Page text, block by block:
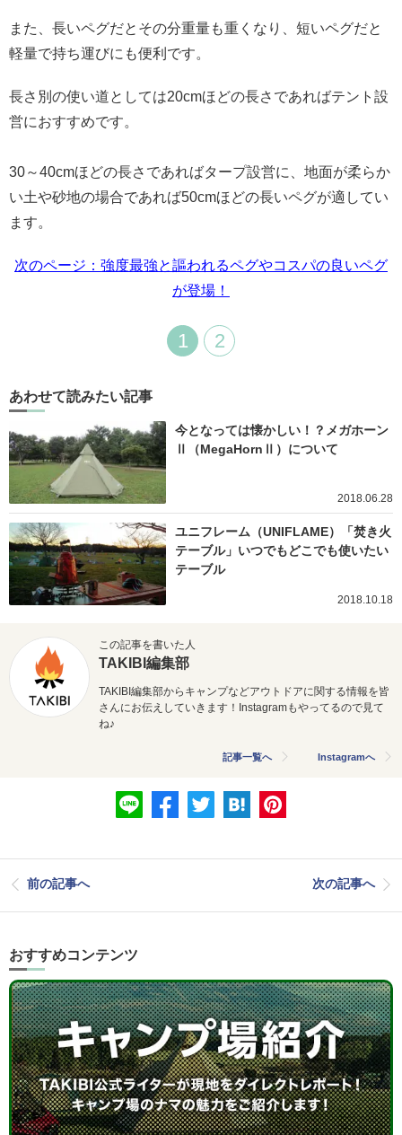
また、長いペグだとその分重量も重くなり、短いペグだと
軽量で持ち運びにも便利です。
長さ別の使い道としては20cmほどの長さであればテント設
営におすすめです。
30～40cmほどの長さであればタープ設営に、地面が柔らか
い土や砂地の場合であれば50cmほどの長いペグが適してい
ます。
次のページ：強度最強と謳われるペグやコスパの良いペグ
が登場！
1 2
あわせて読みたい記事
今となっては懐かしい！？メガホーン
Ⅱ（MegaHornⅡ）について
2018.06.28
ユニフレーム（UNIFLAME）「焚き火
テーブル」いつでもどこでも使いたい
テーブル
2018.10.18
この記事を書いた人
TAKIBI編集部
TAKIBI編集部からキャンプなどアウトドアに関する情報を皆
さんにお伝えしていきます！Instagramもやってるので見て
ね♪
記事一覧へ Instagramへ
前の記事へ 次の記事へ
おすすめコンテンツ